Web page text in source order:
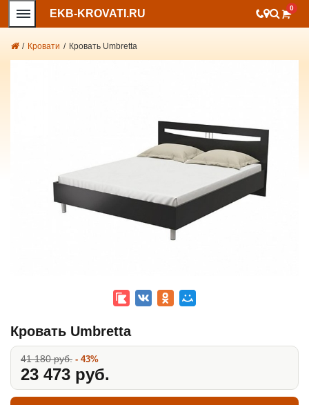
EKB-KROVATI.RU 0
/ Кровати / Кровать Umbretta
Кровать Umbretta
41 180 руб. - 43%
23 473 руб.